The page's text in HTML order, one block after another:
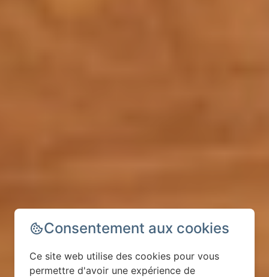
Consentement aux cookies
Ce site web utilise des cookies pour vous
permettre d'avoir une expérience de